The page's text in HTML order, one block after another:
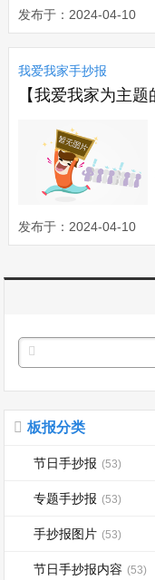
发布于：2024-04-10
我爱我家手抄报
发布于：2024-04-10
板报分类
节日手抄报 (53)
专题手抄报 (53)
手抄报图片 (53)
节日手抄报内容 (53)